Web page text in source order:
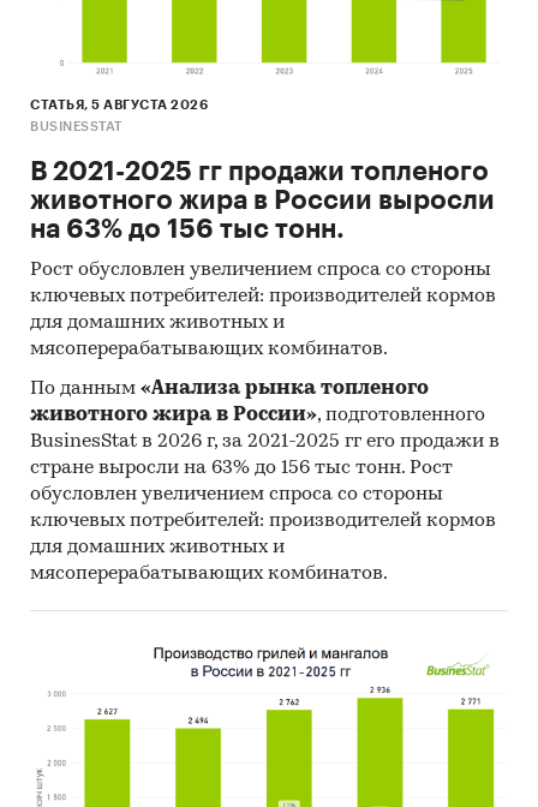
СТАТЬЯ, 5 АВГУСТА 2026
BUSINESSTAT
В 2021-2025 гг продажи топленого
животного жира в России выросли
на 63% до 156 тыс тонн.
Рост обусловлен увеличением спроса со стороны
ключевых потребителей: производителей кормов
для домашних животных и
мясоперерабатывающих комбинатов.
По данным «Анализа рынка топленого
животного жира в России», подготовленного
BusinesStat в 2026 г, за 2021-2025 гг его продажи в
стране выросли на 63% до 156 тыс тонн. Рост
обусловлен увеличением спроса со стороны
ключевых потребителей: производителей кормов
для домашних животных и
мясоперерабатывающих комбинатов.